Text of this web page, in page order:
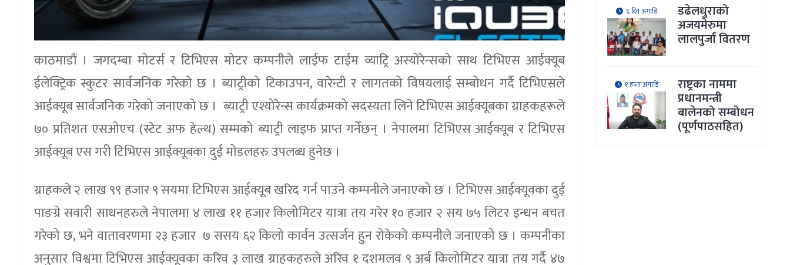
काठमाडौं । जगदम्बा मोटर्स र टिभिएस मोटर कम्पनीले लाईफ टाईम व्याट्रि अस्योरेन्सको साथ टिभिएस आईक्यूब
ईलेक्ट्रिक स्कुटर सार्वजनिक गरेको छ । ब्याट्रीको टिकाउपन, वारेन्टी र लागतको विषयलाई सम्बोधन गर्दै टिभिएसले
आईक्यूब सार्वजनिक गरेको जनाएको छ । ब्याट्री एश्योरेन्स कार्यक्रमको सदस्यता लिने टिभिएस आईक्यूबका ग्राहकहरूले
७० प्रतिशत एसओएच (स्टेट अफ हेल्थ) सम्मको ब्याट्री लाइफ प्राप्त गर्नेछन् । नेपालमा टिभिएस आईक्यूब र टिभिएस
आईक्यूब एस गरी टिभिएस आईक्यूबका दुई मोडलहरु उपलब्ध हुनेछ ।
ग्राहकले २ लाख ९९ हजार ९ सयमा टिभिएस आईक्यूब खरिद गर्न पाउने कम्पनीले जनाएको छ । टिभिएस आईक्यूवका दुई
पाङग्रे सवारी साधनहरुले नेपालमा ४ लाख ११ हजार किलोमिटर यात्रा तय गरेर १० हजार २ सय ७५ लिटर इन्धन बचत
गरेको छ, भने वातावरणमा २३ हजार ७ ससय ६२ किलो कार्वन उत्सर्जन हुन रोकेको कम्पनीले जनाएको छ । कम्पनीका
अनुसार विश्वमा टिभिएस आईक्यूवका करिव ३ लाख ग्राहकहरुले अरिव १ दशमलव ९ अर्ब किलोमिटर यात्रा तय गर्दै ४७
६ दिन अगाडि डढेलधुराको
अजयमेरुमा
लालपुर्जा वितरण
१ हप्ता अगाडि राष्ट्रका नाममा
प्रधानमन्त्री
बालेनको सम्बोधन
(पूर्णपाठसहित)